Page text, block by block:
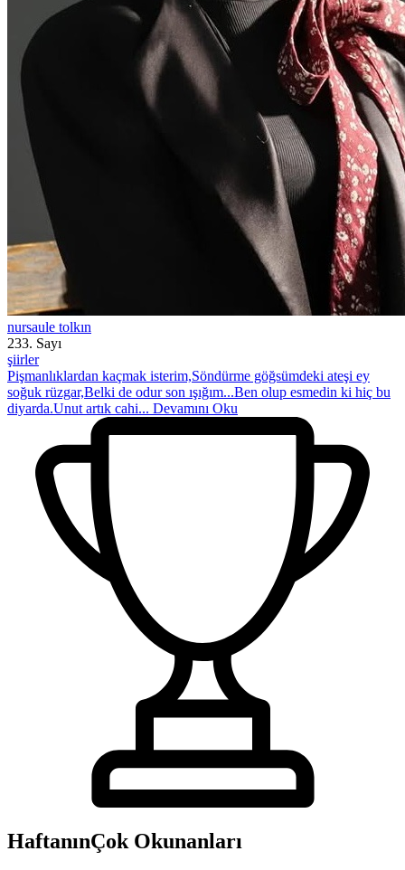
nursaule tolkın
233. Sayı
şiirler
Pişmanlıklardan kaçmak isterim,Söndürme göğsümdeki ateşi ey
soğuk rüzgar,Belki de odur son ışığım...Ben olup esmedin ki hiç bu
diyarda.Unut artık cahi... Devamını Oku
HaftanınÇok Okunanları